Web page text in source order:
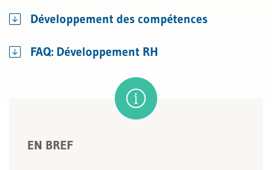
Développement des compétences
FAQ: Développement RH
EN BREF